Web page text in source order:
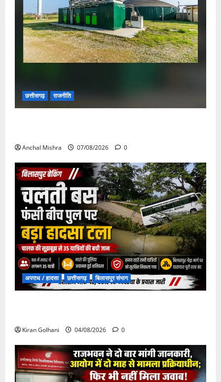
छत्तीसगढ़ राजनीति
Anchal Mishra 07/08/2026 0
अपराध / हादसा छत्तीसगढ़ बिलासपुर संभाग
Kiran Golhani 04/08/2026 0